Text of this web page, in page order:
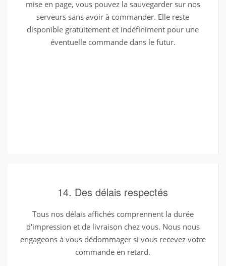
mise en page, vous pouvez la sauvegarder sur nos
serveurs sans avoir à commander. Elle reste
disponible gratuitement et indéfiniment pour une
éventuelle commande dans le futur.
14. Des délais respectés
Tous nos délais affichés comprennent la durée
d'impression et de livraison chez vous. Nous nous
engageons à vous dédommager si vous recevez votre
commande en retard.